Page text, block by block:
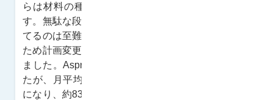
らは材料の種類から加工条件まで全てが異なりま
す。無駄な段取り替えが発生しないように計画を立
てるのは至難な上に、そもそも立案に時間がかかる
ため計画変更に柔軟に対応できない問題を抱えてい
ました。Asprovaはノンカスタマイズで導入しまし
たが、月平均48時間かかっていた立案時間が8時間
になり、約83%も削減できました。段取り替えも約